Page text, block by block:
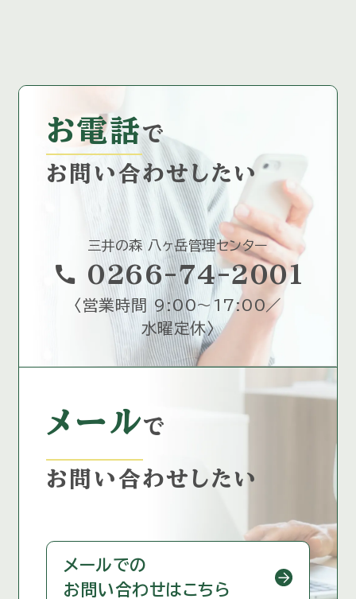
お電話で
お問い合わせしたい
三井の森 八ヶ岳管理センター
call 0266-74-2001
〈 営業時間 9:00～17:00／
水曜定休〉
メールで
お問い合わせしたい
メールでの
お問い合わせはこちら